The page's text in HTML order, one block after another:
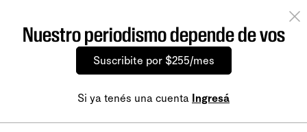
Nuestro periodismo depende de vos
Suscribite por $255/mes
Si ya tenés una cuenta Ingresá